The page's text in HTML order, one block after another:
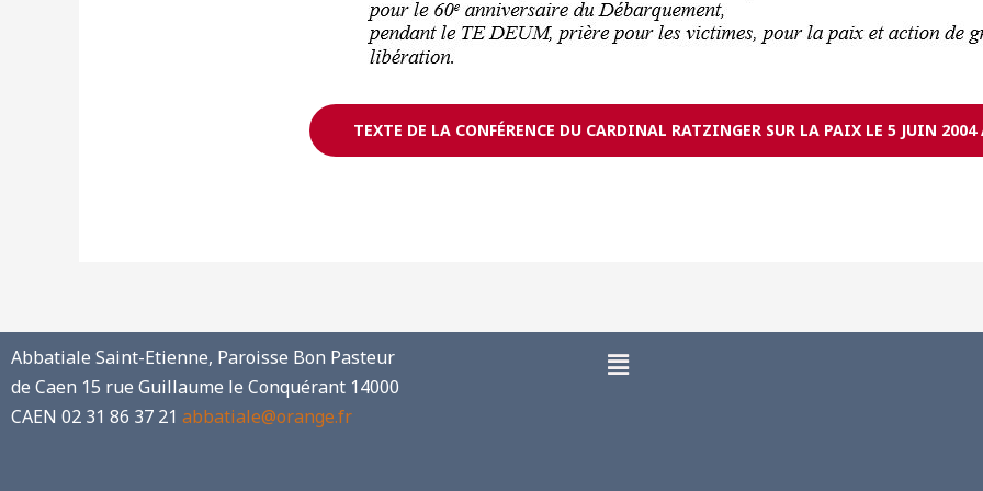
TEXTE DE LA CONFÉRENCE DU CARDINAL RATZINGER SUR LA PAIX LE 5 JUIN
Abbatiale Saint-Etienne, Paroisse Bon Pasteur
de Caen 15 rue Guillaume le Conquérant 14000
CAEN 02 31 86 37 21 abbatiale@orange.fr
Menu